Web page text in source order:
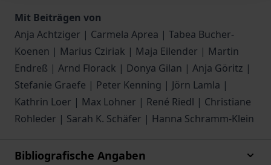
Mit Beiträgen von
Anja Achtziger | Carmela Aprea | Tabea Bucher-
Koenen | Marius Cziriak | Maja Eilender | Martin
Endreß | Arnd Florack | Donya Gilan | Anja Göritz |
Stefanie Graefe | Peter Kenning | Jörn Lamla |
Kathrin Loer | Max Lohner | René Riedl | Christiane
Rohleder | Sarah K. Schäfer | Hanna Schramm-Klein
Bibliografische Angaben